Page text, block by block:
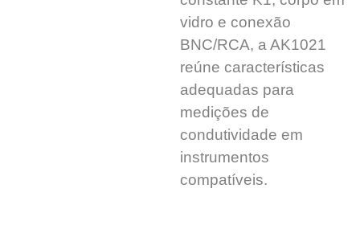
vidro e conexão
BNC/RCA, a AK1021
reúne características
adequadas para
medições de
condutividade em
instrumentos
compatíveis.